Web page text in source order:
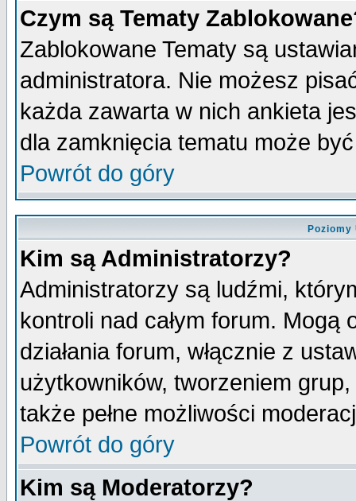
Czym są Tematy
Zablokowane Tematy są
administratora. Nie możesz
każda zawarta w nich ankieta
dla zamknięcia tematu może
Powrót do góry
Kim są Administratorzy?
Administratorzy są ludźmi,
kontroli nad całym forum.
działania forum, włącznie z
użytkowników, tworzeniem
także pełne możliwości
Powrót do góry
Kim są Moderatorzy?